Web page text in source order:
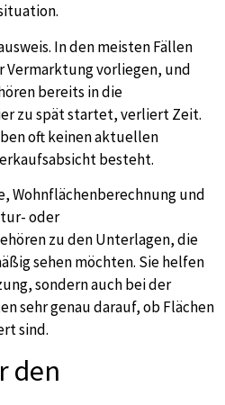
In den meisten Fällen
Vermarktung vorliegen, und
bereits in die
zu spät startet, verliert Zeit.
oft keinen aktuellen
besteht.
Wohnflächenberechnung und
oder
zu den Unterlagen, die
sehen möchten. Sie helfen
sondern auch bei der
sehr genau darauf, ob Flächen
sind.
den